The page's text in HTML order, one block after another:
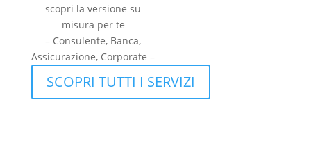
scopri la versione su
misura per te
– Consulente, Banca,
Assicurazione, Corporate –
SCOPRI TUTTI I SERVIZI